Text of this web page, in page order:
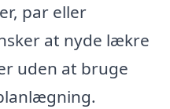
par eller
at nyde lækre
uden at bruge